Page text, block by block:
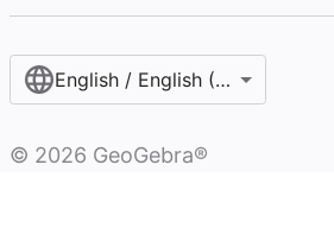
English / English (United States)
© 2026 GeoGebra®